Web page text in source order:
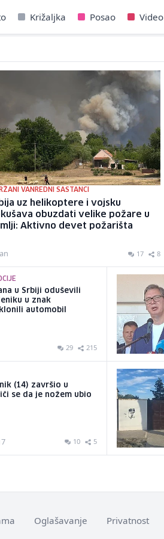
Križaljka Posao Video
VANREDNI SASTANCI
uz helikoptere i vojsku
obuzdati velike požare u
Aktivno devet požarišta
17 8
u Srbiji oduševili
u znak
automobil
29 215
(14) završio u
se da je nožem ubio
10 5
Oglašavanje Privatnost